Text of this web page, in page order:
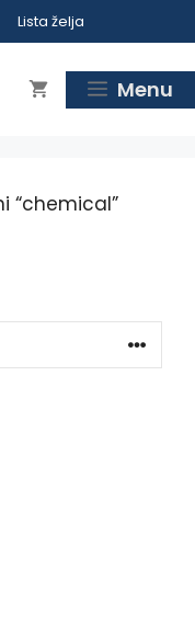
Lista želja
Menu
“chemical”